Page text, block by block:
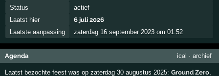
Status
actief
Laatst hier
6 juli 2026
Laatste aanpassing
zaterdag 16 september 2023 om 01:52
Agenda ical · archief
Laatst bezochte feest was op zaterdag 30 augustus 2025:Ground Zero,